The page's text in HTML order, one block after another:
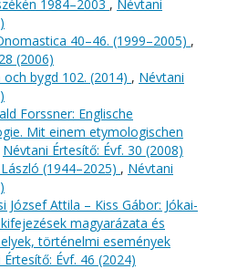
1984–2003 , Névtani
40–46. (1999–2005) ,
(2006)
och bygd 102. (2014) , Névtani
Forssner: Englische
Mit einem etymologischen
Névtani Értesítő: Évf. 30 (2008)
(1944–2025) , Névtani
József Attila – Kiss Gábor: Jókai-
magyarázata és
történelmi események
Évf. 46 (2024)